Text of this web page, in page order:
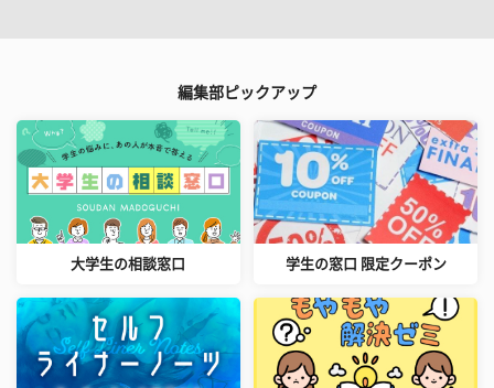
編集部ピックアップ
大学生の相談窓口 学生の窓口 限定クーポン